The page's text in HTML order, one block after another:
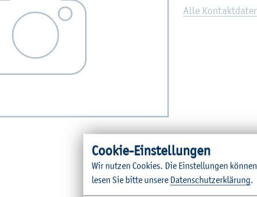
Alle
Coo­kie-Ein­stel­lun­gen
Wir nut­zen Coo­kies. Die Ein­stel­lun­gen
lesen Sie bitte un­se­re Da­ten­schut­z­er­klä­rung.